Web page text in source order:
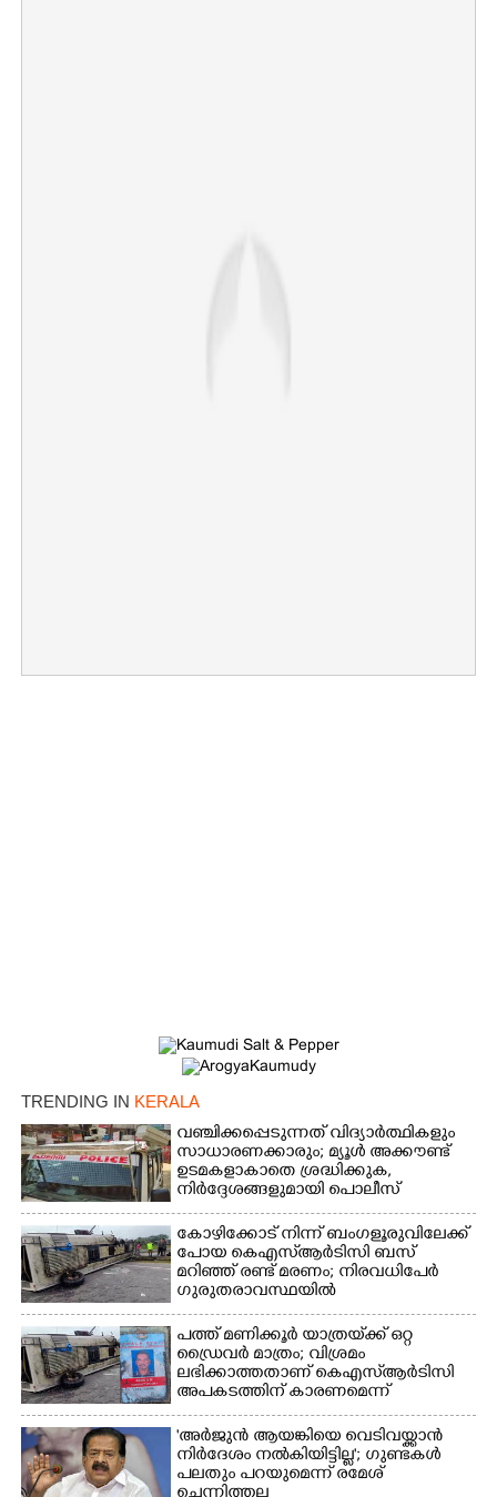
TRENDING IN KERALA
വഞ്ചിക്കപ്പെടുന്നത് വിദ്യാർത്ഥികളും
സാധാരണക്കാരും; മ്യൂൾ അക്കൗണ്ട്
ഉടമകളാകാതെ ശ്രദ്ധിക്കുക,
നിർദ്ദേശങ്ങളുമായി പൊലീസ്
കോഴിക്കോട് നിന്ന് ബംഗളൂരുവിലേക്ക്
പോയ കെഎസ്‌ആർടിസി ബസ്
മറിഞ്ഞ് രണ്ട് മരണം; നിരവധിപേർ
ഗുരുതരാവസ്ഥയിൽ
പത്ത് മണിക്കൂർ യാത്രയ്‌ക്ക് ഒറ്റ
ഡ്രൈവർ മാത്രം; വിശ്രമം
ലഭിക്കാത്തതാണ് കെഎസ്‌ആർടിസി
അപകടത്തിന് കാരണമെന്ന്
വിമർശനം
'അർജുൻ ആയങ്കിയെ വെടിവയ്ക്കാൻ
നിർദേശം നൽകിയിട്ടില്ല'; ഗുണ്ടകൾ
പലതും പറയുമെന്ന് രമേശ്